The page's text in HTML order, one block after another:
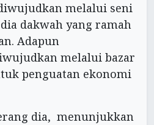
melalui seni
dakwah yang ramah
Adapun
melalui bazar
penguatan ekonomi
dia, menunjukkan